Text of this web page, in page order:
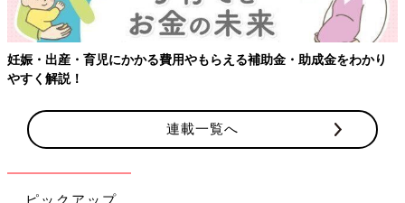
妊娠・出産・育児にかかる費用やもらえる補助金・助成金をわかり
やすく解説！
連載一覧へ